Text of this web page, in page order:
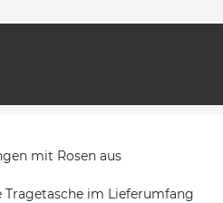
mit Rosen aus
Tragetasche im Lieferumfang